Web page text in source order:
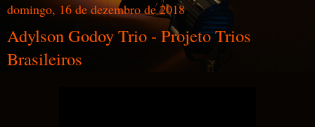
domingo, 16 de dezembro de 2018
Adylson Godoy Trio - Projeto Trios
Brasileiros